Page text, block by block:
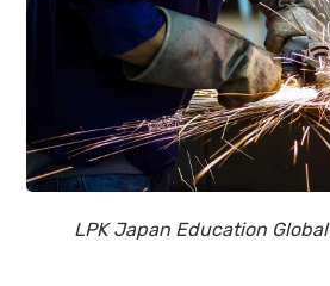
LPK Japan Education Global